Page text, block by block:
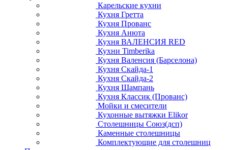
Карельские кухни
Кухня Гретта
Кухня Прованс
Кухня Анюта
Кухня ВАЛЕНСИЯ RED
Кухни Timberika
Кухня Валенсия (Барселона)
Кухня Скайда-1
Кухня Скайда-2
Кухня Шампань
Кухня Классик (Прованс)
Мойки и смесители
Кухонные вытяжки Elikor
Столешницы Союз(дсп)
Каменные столешницы
Комплектующие для столешниц